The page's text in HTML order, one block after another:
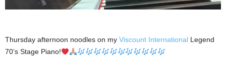
Thursday afternoon noodles on my Viscount International Legend
70’s Stage Piano!